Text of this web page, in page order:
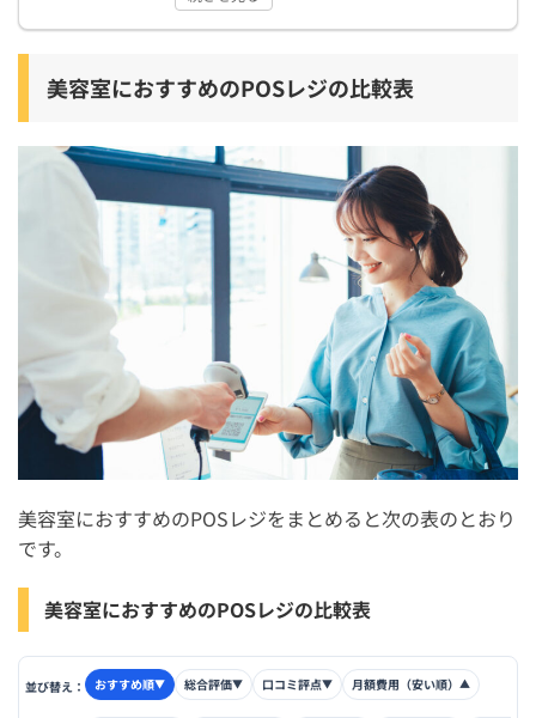
美容室におすすめのPOSレジの比較表
美容室におすすめのPOSレジをまとめると次の表のとおり
です。
美容室におすすめのPOSレジの比較表
並び替え： おすすめ順▼ 総合評価▼ 口コミ評点▼ 月額費用（安い順） ▲